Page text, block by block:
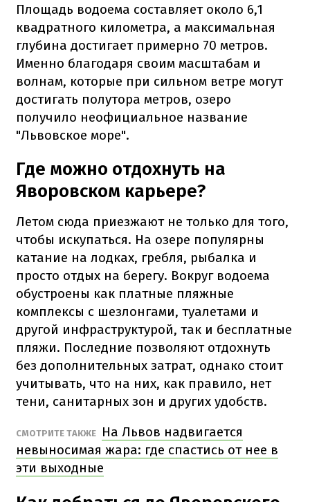
Площадь водоема составляет около 6,1
квадратного километра, а максимальная
глубина достигает примерно 70 метров.
Именно благодаря своим масштабам и
волнам, которые при сильном ветре могут
достигать полутора метров, озеро
получило неофициальное название
"Львовское море".
Где можно отдохнуть на
Яворовском карьере?
Летом сюда приезжают не только для того,
чтобы искупаться. На озере популярны
катание на лодках, гребля, рыбалка и
просто отдых на берегу. Вокруг водоема
обустроены как платные пляжные
комплексы с шезлонгами, туалетами и
другой инфраструктурой, так и бесплатные
пляжи. Последние позволяют отдохнуть
без дополнительных затрат, однако стоит
учитывать, что на них, как правило, нет
тени, санитарных зон и других удобств.
СМОТРИТЕ ТАКЖЕ
На Львов надвигается
невыносимая жара: где спастись от нее в
эти выходные